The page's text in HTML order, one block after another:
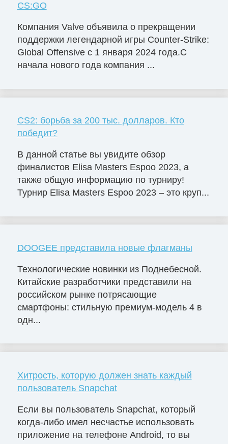
CS:GO
Компания Valve объявила о прекращении
поддержки легендарной игры Counter-Strike:
Global Offensive с 1 января 2024 года.С
начала нового года компания ...
CS2: борьба за 200 тыс. долларов. Кто
победит?
В данной статье вы увидите обзор
финалистов Elisa Masters Espoо 2023, а
также общую информацию по турниру!
Турнир Elisa Masters Espoo 2023 – это круп...
DOOGEE представила новые флагманы
Технологические новинки из Поднебесной.
Китайские разработчики представили на
российском рынке потрясающие
смартфоны: стильную премиум-модель 4 в
одн...
Хитрость, которую должен знать каждый
пользователь Snapchat
Если вы пользователь Snapchat, который
когда-либо имел несчастье использовать
приложение на телефоне Android, то вы